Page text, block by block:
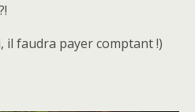
faudra payer comptant !)